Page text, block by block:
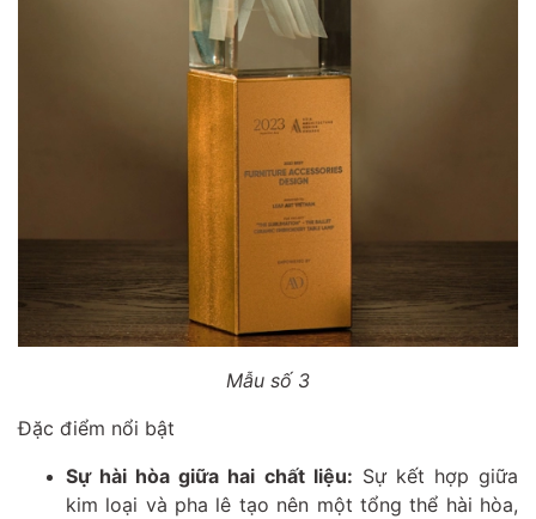
Mẫu số 3
Đặc điểm nổi bật
Sự hài hòa giữa hai chất liệu: Sự kết hợp giữa
kim loại và pha lê tạo nên một tổng thể hài hòa,